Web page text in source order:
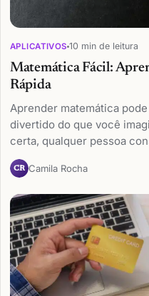
APLICATIVOS 10 min de leitura
Matemática Fácil:
Rápida
Aprender matemática
divertido do que você
certa, qualquer pessoa
CR Camila Rocha